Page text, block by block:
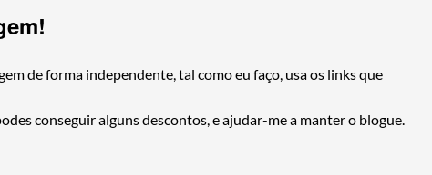
de forma independente, tal como eu faço, usa os links que
conseguir alguns descontos, e ajudar-me a manter o blogue.